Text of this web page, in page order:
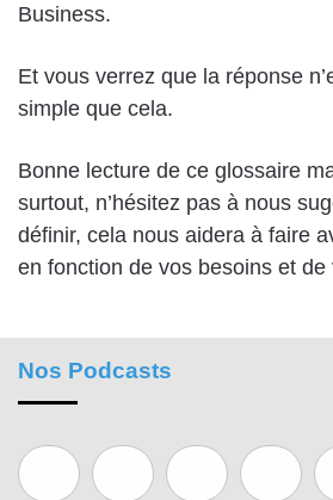
Business.
Et vous verrez que la réponse
simple que cela.
Bonne lecture de ce glossaire
surtout, n’hésitez pas à nous
définir, cela nous aidera à faire
en fonction de vos besoins et de
Nos Podcasts